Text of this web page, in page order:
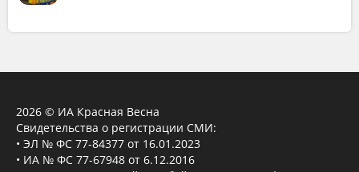
2026 © ИА Красная Весна
Свидетельства о регистрации СМИ:
• ЭЛ № ФС 77-84377 от 16.01.2023
• ИА № ФС 77-67948 от 6.12.2016